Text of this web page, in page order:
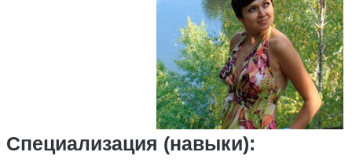
Специализация (навыки):